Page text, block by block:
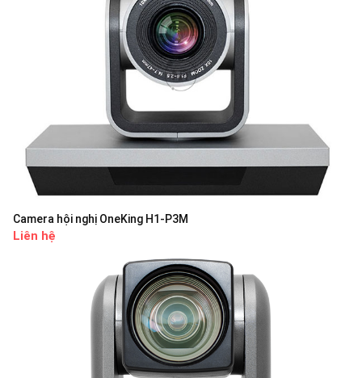
Camera hội nghị OneKing H1-P3M
Liên hệ